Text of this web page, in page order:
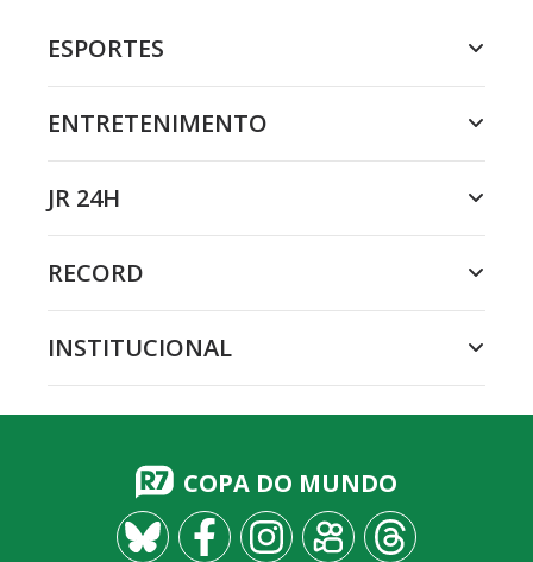
ESPORTES
ENTRETENIMENTO
JR 24H
RECORD
INSTITUCIONAL
COPA DO MUNDO